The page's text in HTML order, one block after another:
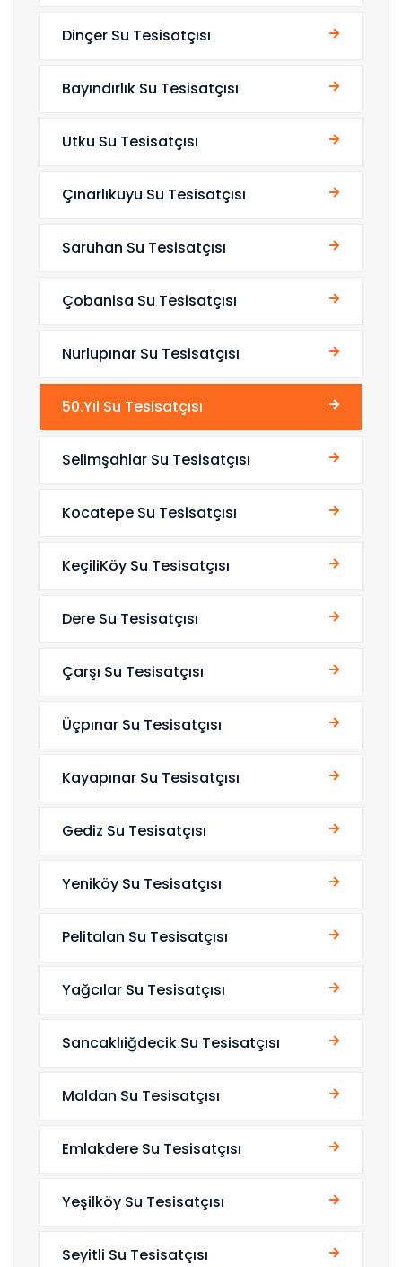
Dinçer Su Tesisatçısı
Bayındırlık Su Tesisatçısı
Utku Su Tesisatçısı
Çınarlıkuyu Su Tesisatçısı
Saruhan Su Tesisatçısı
Çobanisa Su Tesisatçısı
Nurlupınar Su Tesisatçısı
50.Yıl Su Tesisatçısı
Selimşahlar Su Tesisatçısı
Kocatepe Su Tesisatçısı
KeçiliKöy Su Tesisatçısı
Dere Su Tesisatçısı
Çarşı Su Tesisatçısı
Üçpınar Su Tesisatçısı
Kayapınar Su Tesisatçısı
Gediz Su Tesisatçısı
Yeniköy Su Tesisatçısı
Pelitalan Su Tesisatçısı
Yağcılar Su Tesisatçısı
Sancaklıiğdecik Su Tesisatçısı
Maldan Su Tesisatçısı
Emlakdere Su Tesisatçısı
Yeşilköy Su Tesisatçısı
Seyitli Su Tesisatçısı